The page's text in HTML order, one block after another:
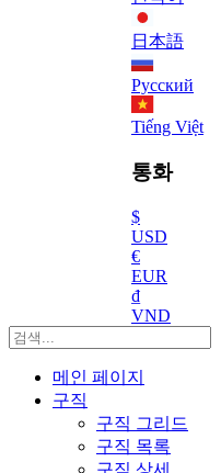
日本語
Русский
Tiếng Việt
통화
$
USD
€
EUR
₫
VND
메인 페이지
구직
구직 그리드
구직 목록
구직 상세